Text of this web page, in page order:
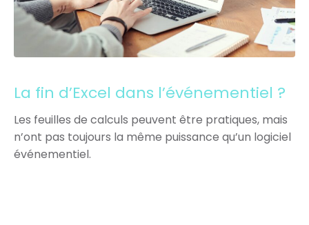
La fin d’Excel dans l’événementiel ?
Les feuilles de calculs peuvent être pratiques, mais
n’ont pas toujours la même puissance qu’un logiciel
événementiel.